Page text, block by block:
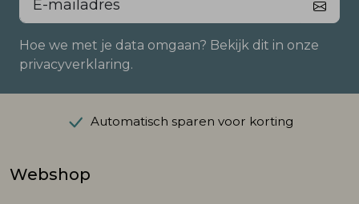
Hoe we met je data omgaan? Bekijk dit in onze
privacyverklaring.
Automatisch sparen voor korting
Webshop